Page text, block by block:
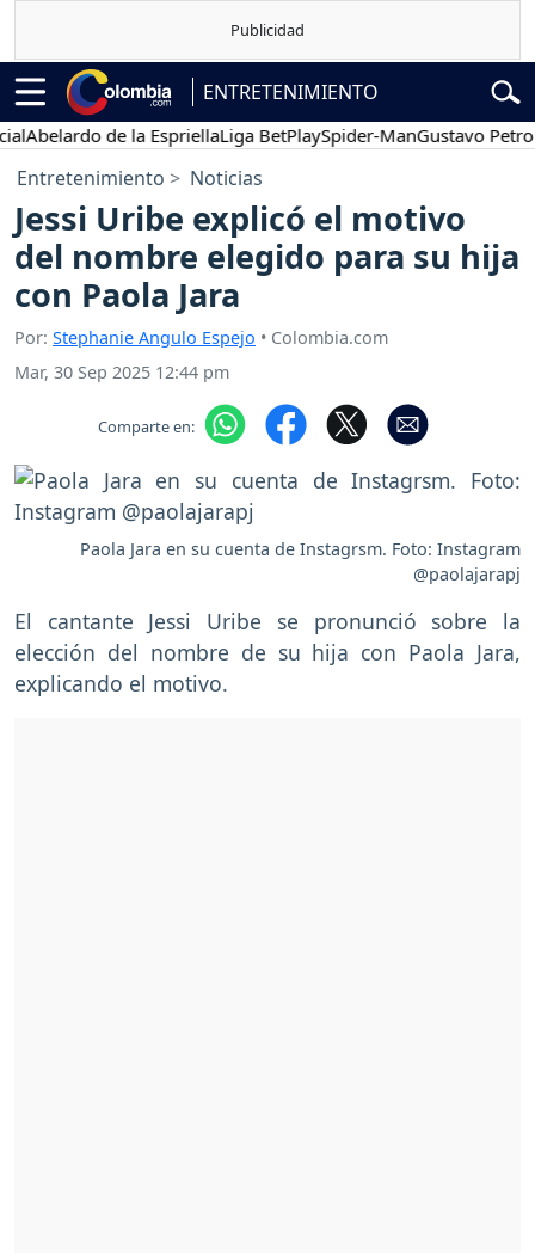
ENTRETENIMIENTO
de la EspriellaLiga BetPlaySpider-ManGustavo Petro
Entretenimiento Noticias
Jessi Uribe explicó el motivo
del nombre elegido para su hija
con Paola Jara
Por: Stephanie Angulo Espejo • Colombia.com
Mar, 30 Sep 2025 12:44 pm
Comparte en:
Paola Jara en su cuenta de Instagrsm. Foto: Instagram
@paolajarapj
El cantante Jessi Uribe se pronunció sobre la
elección del nombre de su hija con Paola Jara,
explicando el motivo.